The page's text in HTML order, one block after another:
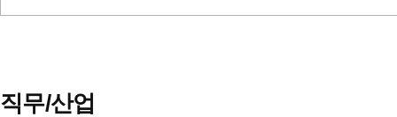
직무/산업